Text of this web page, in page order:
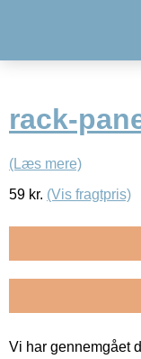
rack-
(Læs mere)
59 kr. (Vis fragtpris)
Vi har gennemgået